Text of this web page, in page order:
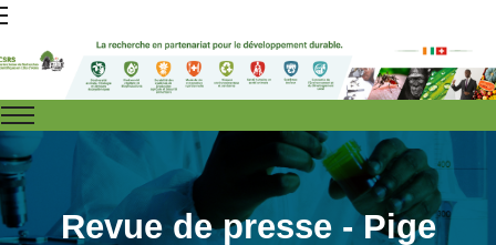
Revue de presse - Pige